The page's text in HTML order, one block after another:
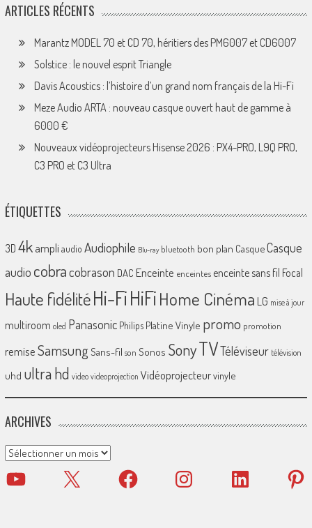
ARTICLES RÉCENTS
Marantz MODEL 70 et CD 70, héritiers des PM6007 et CD6007
Solstice : le nouvel esprit Triangle
Davis Acoustics : l’histoire d’un grand nom français de la Hi-Fi
Meze Audio ARTA : nouveau casque ouvert haut de gamme à
6000 €
Nouveaux vidéoprojecteurs Hisense 2026 : PX4-PRO, L9Q PRO,
C3 PRO et C3 Ultra
ÉTIQUETTES
3D 4k ampliaudio Audiophile Blu-ray bluetooth bon plan CasqueCasque
audio cobracobrason DAC Enceinte enceintes enceinte sans fil Focal
Haute fidélitéHi-FiHiFiHome Cinéma LG mise à jour
multiroom oled Panasonic Philips Platine Vinyle promo promotion
remiseSamsungSans-fil son Sonos SonyTVTéléviseur télévision
uhd ultra hd video videoprojection Vidéoprojecteurvinyle
ARCHIVES
Archives
YouTube X Facebook Instagram LinkedIn